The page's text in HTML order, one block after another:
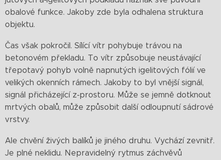
obalové funkce. Jakoby zde byla odhalena struktura
objektu.
Čas však pokročil. Sílící vítr pohybuje trávou na
betonovém překladu. To vítr způsobuje neustávající
třepotavý pohyb volně napnutých igelitových fólií ve
velikých okenních rámech. Jakoby to byl vnější signál,
signál přicházející z‑prostoru. Může se jemně dotknout
mrtvých obalů, může způsobit další odloupnutí sádrové
vrstvy.
Ale chvění živých balíků je jiného druhu. Vychází zevnitř.
Je plné neklidu. Nepravidelný rytmus záchvěvů